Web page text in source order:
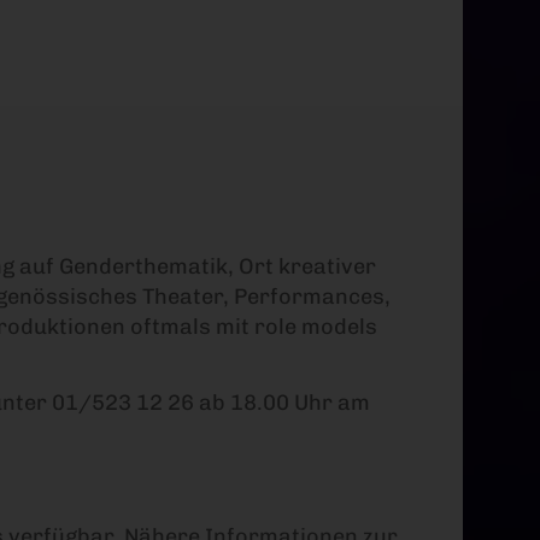
auf Genderthematik, Ort kreativer
Theater, Performances,
oftmals mit role models
01/523 12 26 ab 18.00 Uhr am